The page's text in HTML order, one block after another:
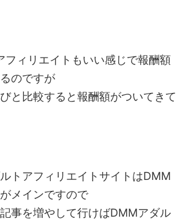
フィリエイトもいい感じで報酬額
のですが
と比較すると報酬額がついてきて
トアフィリエイトサイトはDMM
メインですので
事を増やして行けばDMMアダル